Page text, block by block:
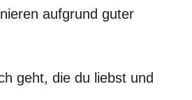
aufgrund guter
geht, die du liebst und